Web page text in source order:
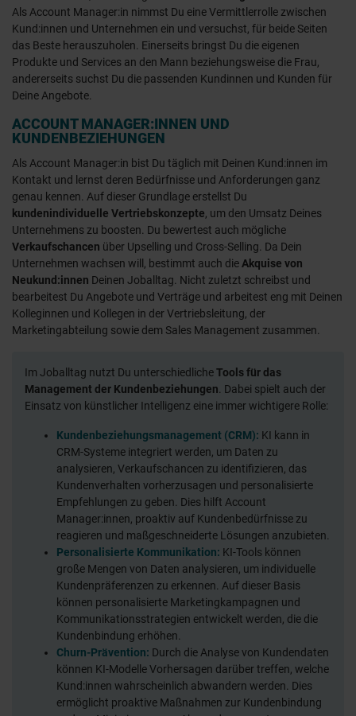
Als Account Manager:in nimmst Du eine Vermittlerrolle zwischen
Kund:innen und Unternehmen ein und versuchst, für beide Seiten
das Beste herauszuholen. Einerseits bringst Du die eigenen
Produkte und Services an den Mann beziehungsweise die Frau,
andererseits suchst Du die passenden Kundinnen und Kunden für
Deine Angebote.
ACCOUNT MANAGER:INNEN UND
KUNDENBEZIEHUNGEN
Als Account Manager:in bist Du täglich mit Deinen Kund:innen im
Kontakt und lernst deren Bedürfnisse und Anforderungen ganz
genau kennen. Auf dieser Grundlage erstellst Du
kundenindividuelle Vertriebskonzepte, um den Umsatz Deines
Unternehmens zu boosten. Du bewertest auch mögliche
Verkaufschancen über Upselling und Cross-Selling. Da Dein
Unternehmen wachsen will, bestimmt auch dieAkquise von
Neukund:innen Deinen Joballtag. Nicht zuletzt schreibst und
bearbeitest Du Angebote und Verträge und arbeitest eng mit Deinen
Kolleginnen und Kollegen in der Vertriebsleitung, der
Marketingabteilung sowie dem Sales Management zusammen.
Im Joballtag nutzt Du unterschiedlicheTools für das
Management der Kundenbeziehungen. Dabei spielt auch der
Einsatz von künstlicher Intelligenz eine immer wichtigere Rolle:
Kundenbeziehungsmanagement (CRM): KI kann in
CRM-Systeme integriert werden, um Daten zu
analysieren, Verkaufschancen zu identifizieren, das
Kundenverhalten vorherzusagen und personalisierte
Empfehlungen zu geben. Dies hilft Account
Manager:innen, proaktiv auf Kundenbedürfnisse zu
reagieren und maßgeschneiderte Lösungen anzubieten.
Personalisierte Kommunikation: KI-Tools können
große Mengen von Daten analysieren, um individuelle
Kundenpräferenzen zu erkennen. Auf dieser Basis
können personalisierte Marketingkampagnen und
Kommunikationsstrategien entwickelt werden, die die
Kundenbindung erhöhen.
Churn-Prävention: Durch die Analyse von Kundendaten
können KI-Modelle Vorhersagen darüber treffen, welche
Kund:innen wahrscheinlich abwandern werden. Dies
ermöglicht proaktive Maßnahmen zur Kundenbindung